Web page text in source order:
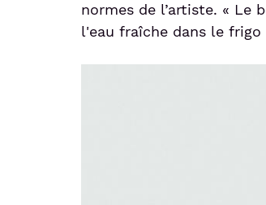
normes de l’artiste. « Le
l'eau fraîche dans le frigo